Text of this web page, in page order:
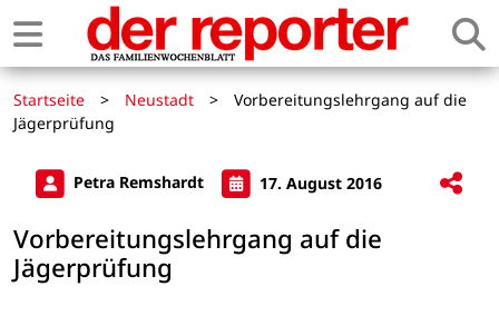
Startseite > Neustadt >
Vorbereitungslehrgang auf die
Jägerprüfung
Petra Remshardt 17. August 2016
Vorbereitungslehrgang auf die
Jägerprüfung